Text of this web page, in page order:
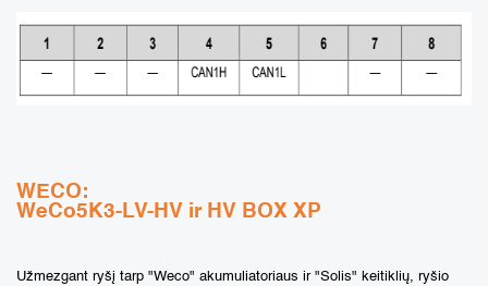
WECO:
WeCo5K3-LV-HV ir HV BOX XP
Užmezgant ryšį tarp "Weco" akumuliatoriaus ir "Solis" keitiklių, ryšio